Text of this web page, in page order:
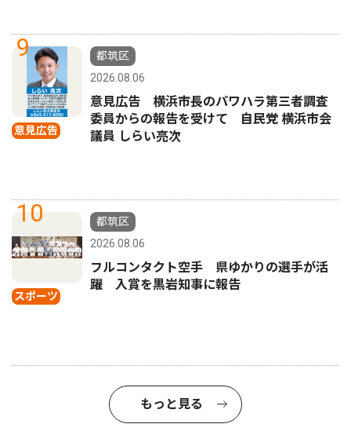
9
意見広告
都筑区
2026.08.06
意見広告 横浜市長のパワハラ第三者調査
委員からの報告を受けて 自民党 横浜市会
議員 しらい亮次
10
スポーツ
都筑区
2026.08.06
フルコンタクト空手 県ゆかりの選手が活
躍 入賞を黒岩知事に報告
もっと見る